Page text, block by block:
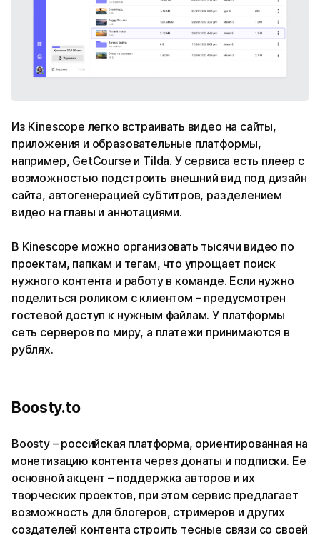
Из Kinescope легко встраивать видео на сайты,
приложения и образовательные платформы,
например, GetCourse и Tilda. У сервиса есть плеер с
возможностью подстроить внешний вид под дизайн
сайта, автогенерацией субтитров, разделением
видео на главы и аннотациями.
В Kinescope можно организовать тысячи видео по
проектам, папкам и тегам, что упрощает поиск
нужного контента и работу в команде. Если нужно
поделиться роликом с клиентом – предусмотрен
гостевой доступ к нужным файлам. У платформы
сеть серверов по миру, а платежи принимаются в
рублях.
Boosty.to
Boosty – российская платформа, ориентированная на
монетизацию контента через донаты и подписки. Ее
основной акцент – поддержка авторов и их
творческих проектов, при этом сервис предлагает
возможность для блогеров, стримеров и других
создателей контента строить тесные связи со своей